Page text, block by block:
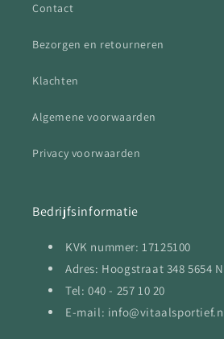
Contact
Bezorgen en retourneren
Klachten
Algemene voorwaarden
Privacy voorwaarden
Bedrijfsinformatie
KVK nummer: 17125100
Adres: Hoogstraat 348 5654
Tel: 040 - 257 10 20
E-mail: